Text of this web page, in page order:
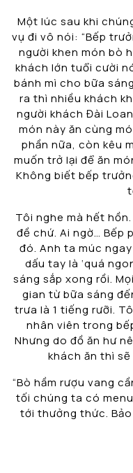
Một lúc sau khi
vụ đi vô nói: “Bếp
người khen món bò
khách lớn tuổi cười
bánh mì cho bữa
ra thì nhiều khách
người khách Đài
món này ăn cùng
phần nữa, còn kêu
muốn trở lại để ăn
Không biết bếp
Tôi nghe mà hết
đề chứ. Ai ngờ… Bếp
đó. Anh ta múc
dấu tay là ‘quá
sáng sắp xong rồi.
gian từ bữa sáng
trưa là 1 tiếng rưỡi.
nhân viên trong
Nhưng do đồ ăn hư
khách ăn thì
“Bò hầm rượu vang
tối chúng ta có
tới thưởng thức. Bảo